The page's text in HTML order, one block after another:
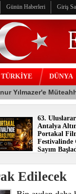
Günün Haberleri Giriş
TÜRKİYE DÜNYA
63.
Antalya
Portakal
Festivalinde
Sayım
Edilecek